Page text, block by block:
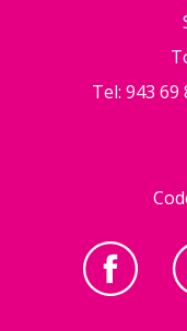
Tel: 943 69